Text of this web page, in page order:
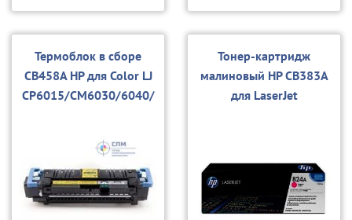
Термоблок в сборе
CB458A HP для Color LJ
CP6015/CM6030/6040/
Тонер-картридж
малиновый HP CB383A
для LaserJet